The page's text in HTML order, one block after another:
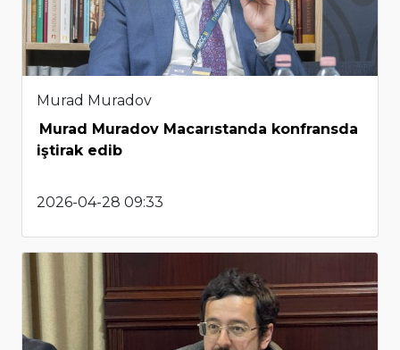
Murad Muradov
Murad Muradov Macarıstanda konfransda
iştirak edib
2026-04-28 09:33